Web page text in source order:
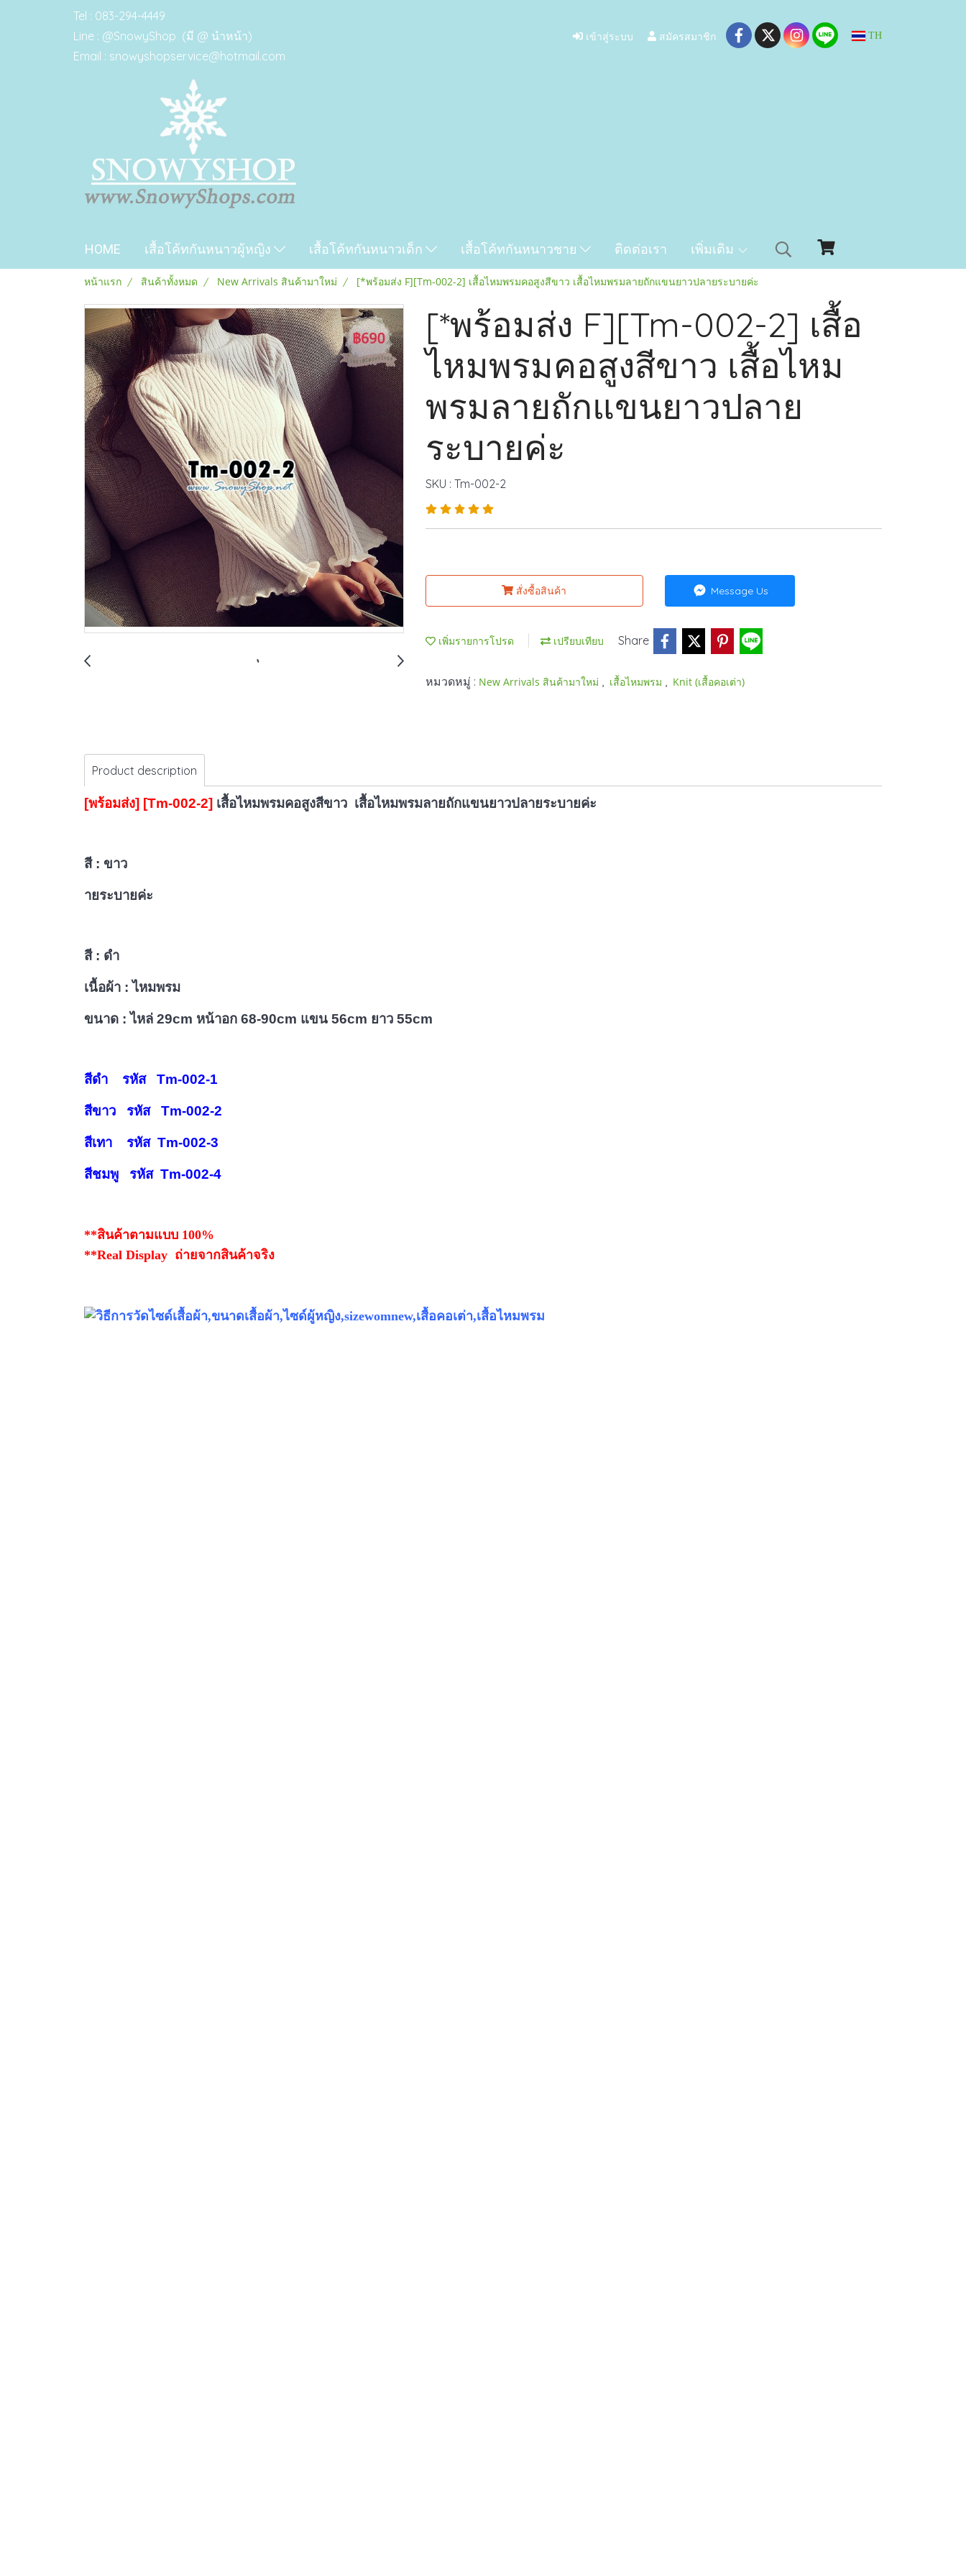
Tel : 083-294-4449
Line : @SnowyShop (มี @ นำหน้า)
Email : snowyshopservice@hotmail.com
เข้าสู่ระบบ สมัครสมาชิก TH
HOME เสื้อโค้ทกันหนาวผู้หญิง เสื้อโค้ทกันหนาวเด็ก เสื้อโค้ทกันหนาวชาย ติดต่อเรา เพิ่มเติม
หน้าแรก สินค้าทั้งหมด New Arrivals สินค้ามาใหม่ [*พร้อมส่ง F][Tm-002-2] เสื้อไหมพรมคอสูงสีขาว เสื้อไหมพรมลายถักแขนยาวปลายระบายค่ะ
[*พร้อมส่ง F][Tm-002-2] เสื้อ
ไหมพรมคอสูงสีขาว เสื้อไหม
พรมลายถักแขนยาวปลาย
ระบายค่ะ
SKU : Tm-002-2
สั่งซื้อสินค้า Message Us
เพิ่มรายการโปรด เปรียบเทียบ Share
หมวดหมู่ : New Arrivals สินค้ามาใหม่ เสื้อไหมพรม Knit (เสื้อคอเต่า)
Product description
[พร้อมส่ง] [Tm-002-2] เสื้อไหมพรมคอสูงสีขาว เสื้อไหมพรมลายถักแขนยาวปลายระบายค่ะ
สี : ขาว
ายระบายค่ะ
สี : ดำ
เนื้อผ้า : ไหมพรม
ขนาด : ไหล่ 29cm หน้าอก 68-90cm แขน 56cm ยาว 55cm
สีดำ รหัส Tm-002-1
สีขาว รหัส Tm-002-2
สีเทา รหัส Tm-002-3
สีชมพู รหัส Tm-002-4
**สินค้าตามแบบ 100%
**Real Display ถ่ายจากสินค้าจริง